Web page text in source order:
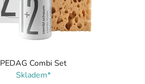
PEDAG Combi Set
Skladem*